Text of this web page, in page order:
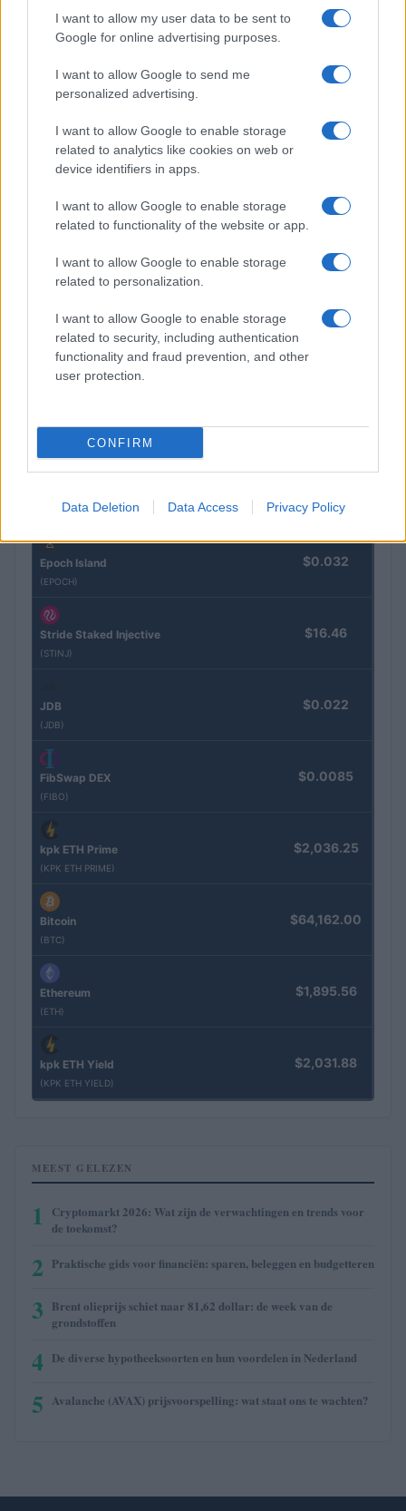
I want to allow my user data to be sent to
Google for online advertising purposes.
I want to allow Google to send me
personalized advertising.
I want to allow Google to enable storage
related to analytics like cookies on web or
device identifiers in apps.
I want to allow Google to enable storage
related to functionality of the website or app.
I want to allow Google to enable storage
related to personalization.
I want to allow Google to enable storage
related to security, including authentication
functionality and fraud prevention, and other
user protection.
CONFIRM
Data Deletion Data Access Privacy Policy
Brentolie daalt naar 91,82 dollar: een week van dalende
grondstoffenprijzen
CRYPTOKOERSEN
Naam
(KBTC)
Epoch Island
(EPOCH)
$0.032
Stride Staked Injective
(STINJ)
$16.46
JDB
(JDB)
$0.022
FibSwap DEX
(FIBO)
$0.0085
kpk ETH Prime
(KPK ETH PRIME)
$2,036.25
Bitcoin
(BTC)
$64,162.00
Ethereum
(ETH)
$1,895.56
kpk ETH Yield
(KPK ETH YIELD)
$2,031.88
MEEST GELEZEN
1
Cryptomarkt 2026: Wat zijn de verwachtingen en trends voor
de toekomst?
2 Praktische gids voor financiën: sparen, beleggen en budgetteren
3 Brent olieprijs schiet naar 81,62 dollar: de week van de
grondstoffen
4 De diverse hypotheeksoorten en hun voordelen in Nederland
5 Avalanche (AVAX) prijsvoorspelling: wat staat ons te wachten?